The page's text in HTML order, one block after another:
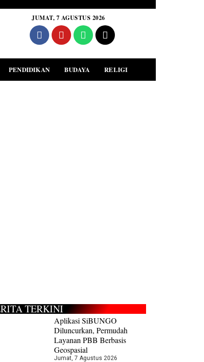
JUMAT, 7 AGUSTUS 2026
PENDIDIKAN BUDAYA RELIGI
TERKINI
Aplikasi SiBUNGO
Diluncurkan, Permudah
Layanan PBB Berbasis
Geospasial
Jumat, 7 Agustus 2026